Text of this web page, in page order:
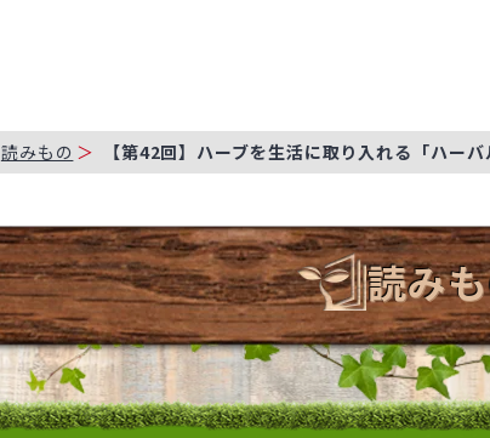
読みもの 【第42回】ハーブを生活に取り入れる「ハー
読み